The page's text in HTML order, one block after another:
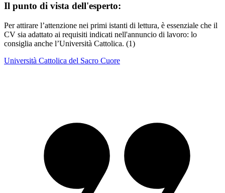
Il punto di vista dell'esperto:
Per attirare l’attenzione nei primi istanti di lettura, è essenziale che il
CV sia adattato ai requisiti indicati nell'annuncio di lavoro: lo
consiglia anche l’Università Cattolica. (1)
Università Cattolica del Sacro Cuore